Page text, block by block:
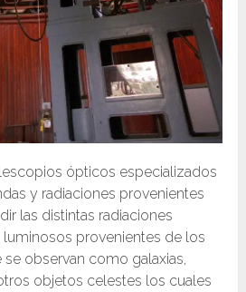
ópticos especializados
y radiaciones provenientes
las distintas radiaciones
provenientes de los
observan como galaxias,
objetos celestes los cuales